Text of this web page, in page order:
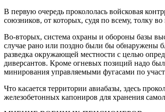
В первую очередь прокололась войсковая
союзников, от которых, судя по всему, толку
Во-вторых, система охраны и обороны базы
случае рано или поздно были бы обнаружены
разведка окружающей местности с целью
диверсантов. Кроме огневых позиций надо
минирования управляемыми фугасами по
Что касается территории авиабазы, здесь
железобетонных капониров для хранения